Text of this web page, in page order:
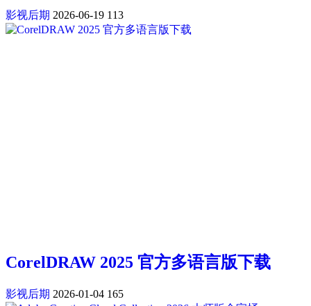
影视后期 2026-06-19 113
CorelDRAW 2025 官方多语言版下载
影视后期 2026-01-04 165